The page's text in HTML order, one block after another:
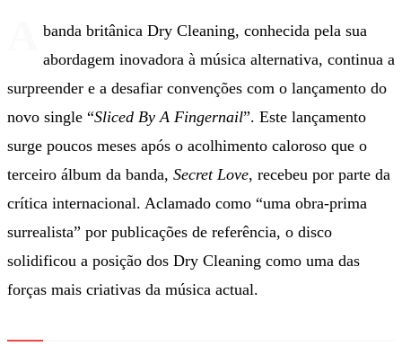
banda britânica Dry Cleaning, conhecida pela sua
abordagem inovadora à música alternativa, continua a
surpreender e a desafiar convenções com o lançamento do
novo single “Sliced By A Fingernail”. Este lançamento
surge poucos meses após o acolhimento caloroso que o
terceiro álbum da banda, Secret Love, recebeu por parte da
crítica internacional. Aclamado como “uma obra-prima
surrealista” por publicações de referência, o disco
solidificou a posição dos Dry Cleaning como uma das
forças mais criativas da música actual.